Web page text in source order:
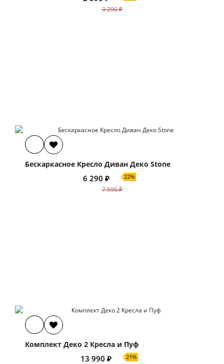
3 290 ₽
Бескаркасное Кресло Диван Деко Stone
6 290 ₽ 22%
7 990 ₽
Комплект Деко 2 Кресла и Пуф
13 990 ₽ 21%